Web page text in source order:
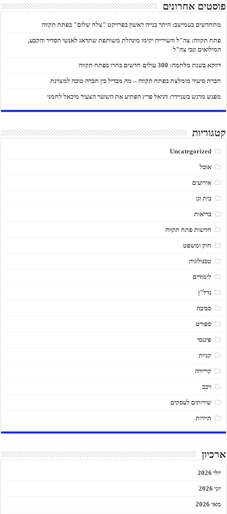
פוסטים אחרונים
מתחדשים בעמישב: היתר בנייה ראשון בפרויקט "צלח שלום" בפתח תקווה
פתח תקווה: צה"ל והעירייה יקימו מינהלת משותפת שתדאג לאנשי הסדיר והקבע,
המילואים ונכי צה"ל
דווקא בשנת מלחמה: 300 עולים חדשים בחרו בפתח תקווה
חברת סיעוד מומלצת בפתח תקווה – מה מבדיל בין חברה טובה למצוינת
מפגש מרגש בשניידר: דניאל פרץ הפתיע את השוער הצעיר מיכאל לחמני
קטגוריות
Uncategorized
אוכל
אירועים
בית וגן
בריאות
חדשות פתח תקווה
חוק ומשפט
טכנולוגיה
לימודים
נדל"ן
סביבה
ספורט
פיננסי
קניות
קריירה
רכב
שירותים לעסקים
תיירות
ארכיון
יולי 2026
יוני 2026
מאי 2026